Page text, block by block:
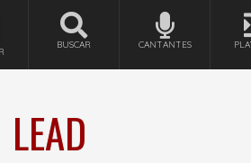
BUSCAR CANTANTES
LEAD